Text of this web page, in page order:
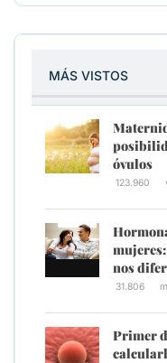
MÁS VISTOS
óvulos
123.960
nos
31.806
Primer